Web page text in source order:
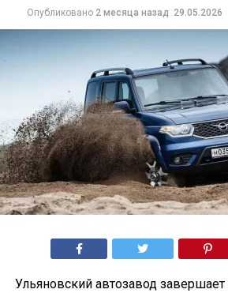
Опубликовано 2 месяца назад 29.05.2026
Ульяновский автозавод завершает